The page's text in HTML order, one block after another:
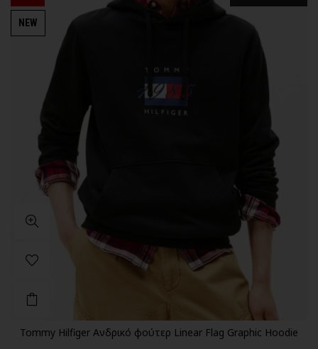
NEW
Tommy Hilfiger Ανδρικό φούτερ Linear Flag Graphic Hoodie